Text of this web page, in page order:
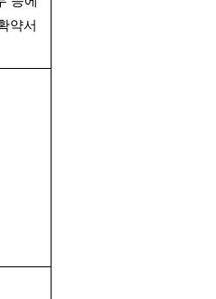
약서